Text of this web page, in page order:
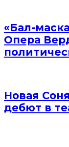
«Бал-
Опера
Новая
дебют в